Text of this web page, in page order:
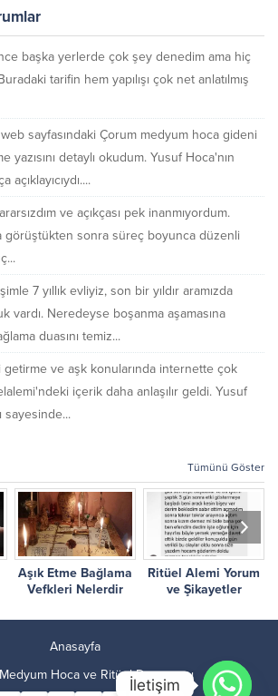
başka yerlerde çok şey denedim ama hiç
tarifin hem yapılışı çok net anlatılmış
sayfasındaki Çorum medyum hoca gideni
yazısını detaylı okudum. Yusuf Hoca'nın
açıklayıcıydı....
ve açıkçası pek inanmıyordum.
görüştükten sonra süreç boyunca düzenli
7 yıllık evliyiz, son bir yıldır aramızda
vardı. Neredeyse boşanma aşamasına
duasını temiz...
ve aşk konularında internette çok
içerik daha anlaşılır geldi. Yusuf
sayesinde...
Tümünü Göster
Aşık Etme Bağlama
Vefkleri Nelerdir
Ritüel Alemi Yorum
ve Şikayetler
Anasayfa
Hoca ve Ritüel Danışmanı
İletişim